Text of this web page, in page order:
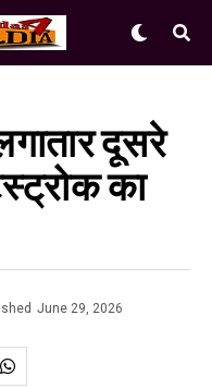
दूसरे
का
June 29, 2026